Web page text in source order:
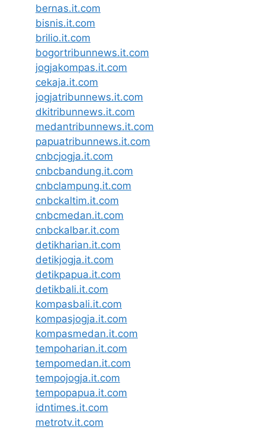
bernas.it.com
bisnis.it.com
brilio.it.com
bogortribunnews.it.com
jogjakompas.it.com
cekaja.it.com
jogjatribunnews.it.com
dkitribunnews.it.com
medantribunnews.it.com
papuatribunnews.it.com
cnbcjogja.it.com
cnbcbandung.it.com
cnbclampung.it.com
cnbckaltim.it.com
cnbcmedan.it.com
cnbckalbar.it.com
detikharian.it.com
detikjogja.it.com
detikpapua.it.com
detikbali.it.com
kompasbali.it.com
kompasjogja.it.com
kompasmedan.it.com
tempoharian.it.com
tempomedan.it.com
tempojogja.it.com
tempopapua.it.com
idntimes.it.com
metrotv.it.com